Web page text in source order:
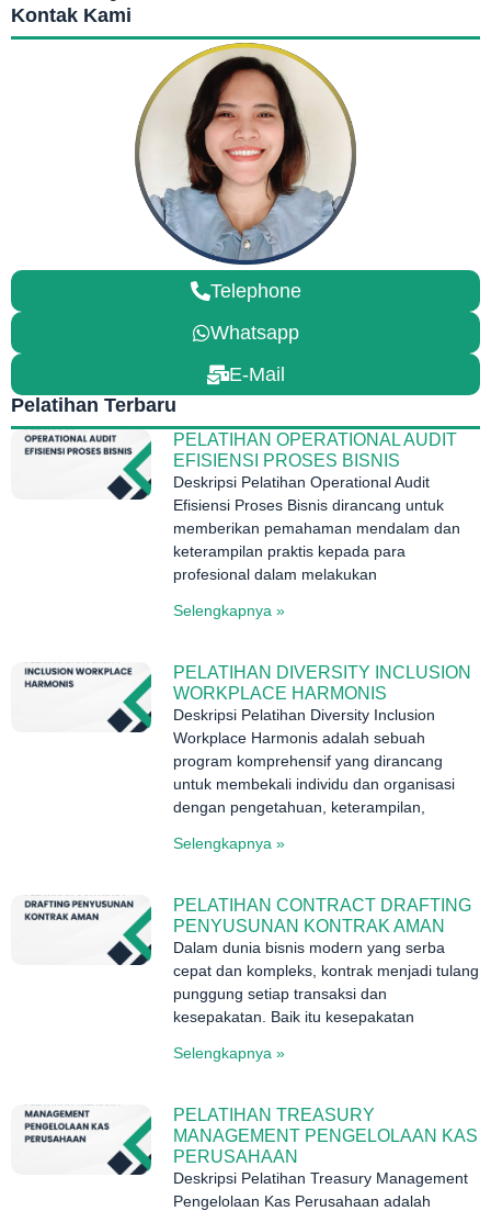
Kontak Kami
Telephone
Whatsapp
E-Mail
Pelatihan Terbaru
PELATIHAN OPERATIONAL AUDIT
EFISIENSI PROSES BISNIS
Deskripsi Pelatihan Operational Audit
Efisiensi Proses Bisnis dirancang untuk
memberikan pemahaman mendalam dan
keterampilan praktis kepada para
profesional dalam melakukan
Selengkapnya »
PELATIHAN DIVERSITY INCLUSION
WORKPLACE HARMONIS
Deskripsi Pelatihan Diversity Inclusion
Workplace Harmonis adalah sebuah
program komprehensif yang dirancang
untuk membekali individu dan organisasi
dengan pengetahuan, keterampilan,
Selengkapnya »
PELATIHAN CONTRACT DRAFTING
PENYUSUNAN KONTRAK AMAN
Dalam dunia bisnis modern yang serba
cepat dan kompleks, kontrak menjadi tulang
punggung setiap transaksi dan
kesepakatan. Baik itu kesepakatan
Selengkapnya »
PELATIHAN TREASURY
MANAGEMENT PENGELOLAAN KAS
PERUSAHAAN
Deskripsi Pelatihan Treasury Management
Pengelolaan Kas Perusahaan adalah